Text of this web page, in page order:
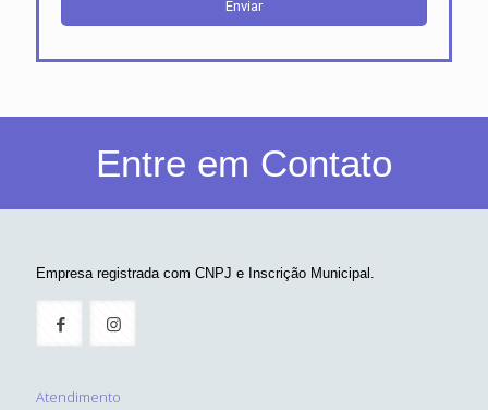
Entre em Contato
Empresa registrada com CNPJ e Inscrição Municipal.
Atendimento